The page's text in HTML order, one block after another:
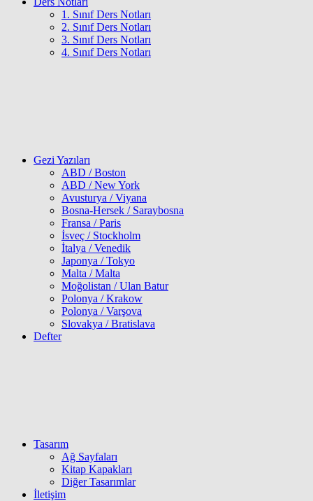
1. Sınıf Ders Notları
2. Sınıf Ders Notları
3. Sınıf Ders Notları
4. Sınıf Ders Notları
Gezi Yazıları
ABD / Boston
ABD / New York
Avusturya / Viyana
Bosna-Hersek / Saraybosna
Fransa / Paris
İsveç / Stockholm
İtalya / Venedik
Japonya / Tokyo
Malta / Malta
Moğolistan / Ulan Batur
Polonya / Krakow
Polonya / Varşova
Slovakya / Bratislava
Defter
Tasarım
Ağ Sayfaları
Kitap Kapakları
Diğer Tasarımlar
İletişim